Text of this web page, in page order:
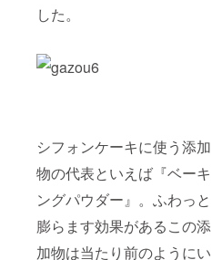
した。
シフォンケーキに使う添加
物の代表といえば『ベーキ
ングパウダー』。ふわっと
膨らます効果があるこの添
加物は当たり前のようにい